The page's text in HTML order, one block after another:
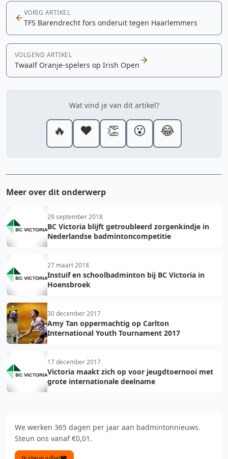
VORIG ARTIKEL
TFS Barendrecht fors onderuit tegen Haarlemmers
VOLGEND ARTIKEL
Twaalf Oranje-spelers op Irish Open
Wat vind je van dit artikel?
🔥 ❤️ 👏 😮 😂
Meer over dit onderwerp
29 september 2018
BC Victoria blijft getroubleerd zorgenkindje in
Nederlandse badmintoncompetitie
27 maart 2018
Instuif en schoolbadminton bij BC Victoria in
Hoensbroek
30 december 2017
Amy Tan oppermachtig op Carlton
International Youth Tournament 2017
17 december 2017
Victoria maakt zich op voor jeugdtoernooi met
grote internationale deelname
We werken 365 dagen per jaar aan badmintonnieuws.
Steun ons vanaf €0,01.